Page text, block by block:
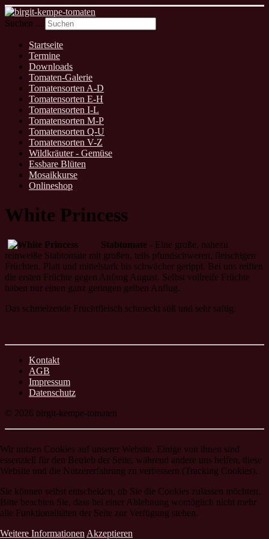
Suchen ...
Startseite
Termine
Downloads
Tomaten-Galerie
Tomatensorten A-D
Tomatensorten E-H
Tomatensorten I-L
Tomatensorten M-P
Tomatensorten Q-U
Tomatensorten V-Z
Wildkräuter - Gemüse
Essbare Blüten
Mosaikkurse
Onlineshop
White Princess
Stabtomate - Eine große, nahezu
reinweiße Stabtomate mit großen, teils pfundschweren, fleischigen
Früchten. Platt und mittelstark bis schwächer gerippt. Bei uns reiften
die ersten Früchte gegen Anfang August. Selbst vollreife Früchte
haben nur einen ganz geringen gelben Anflug.
Das schmelzende Fruchtfleisch schmeckt süß und sehr saftig.
Kontakt
AGB
Impressum
Datenschutz
© 2026 birgit-kempe-tomaten
Wir nutzen Cookies auf unserer Website. Einige von ihnen sind
essenziell für den Betrieb der Seite, während andere uns helfen, diese
Website und die Nutzererfahrung zu verbessern (Tracking Cookies).
Sie können selbst entscheiden, ob Sie die Cookies zulassen möchten.
Bitte beachten Sie, dass bei einer Ablehnung womöglich nicht mehr
alle Funktionalitäten der Seite zur Verfügung stehen.
Weitere Informationen Akzeptieren